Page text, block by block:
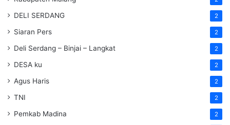
DELI SERDANG 2
Siaran Pers 2
Deli Serdang – Binjai – Langkat 2
DESA ku 2
Agus Haris 2
TNI 2
Pemkab Madina 2